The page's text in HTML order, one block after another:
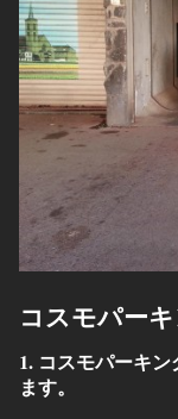
コスモパー
1. コスモパーキ
ます。